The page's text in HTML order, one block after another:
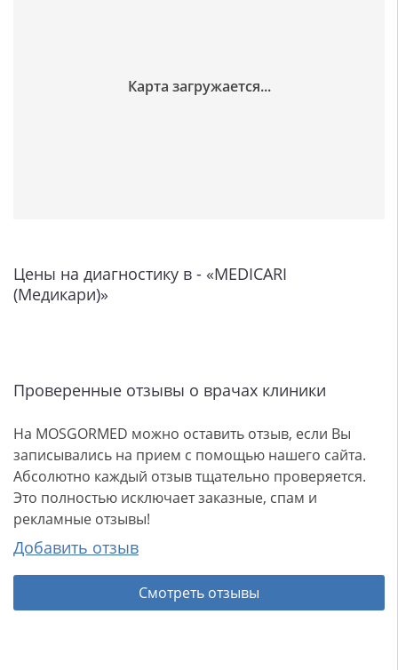
Цены на диагностику в - «MEDICARI
(Медикари)»
Проверенные отзывы о врачах клиники
На MOSGORMED можно оставить отзыв, если Вы
записывались на прием с помощью нашего сайта.
Абсолютно каждый отзыв тщательно проверяется.
Это полностью исключает заказные, спам и
рекламные отзывы!
Добавить отзыв
Смотреть отзывы